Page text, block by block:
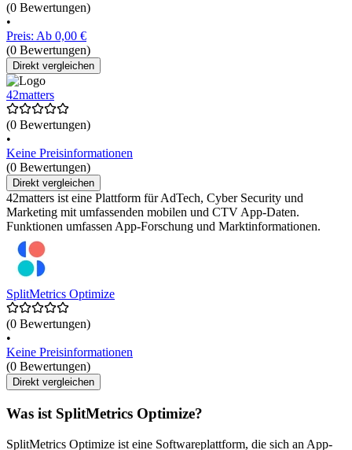
(0 Bewertungen)
•
Preis: Ab 0,00 €
(0 Bewertungen)
Direkt vergleichen
42matters
(0 Bewertungen)
•
Keine Preisinformationen
(0 Bewertungen)
Direkt vergleichen
42matters ist eine Plattform für AdTech, Cyber Security und
Marketing mit umfassenden mobilen und CTV App-Daten.
Funktionen umfassen App-Forschung und Marktinformationen.
SplitMetrics Optimize
(0 Bewertungen)
•
Keine Preisinformationen
(0 Bewertungen)
Direkt vergleichen
Was ist SplitMetrics Optimize?
SplitMetrics Optimize ist eine Softwareplattform, die sich an App-